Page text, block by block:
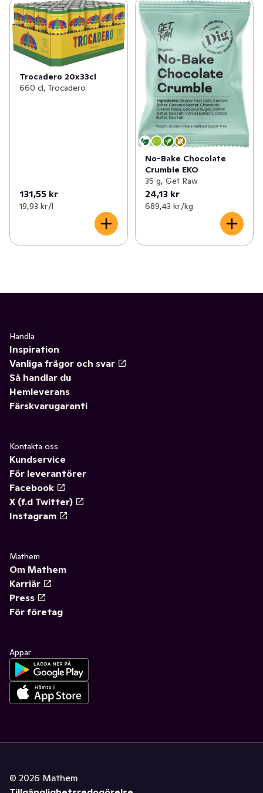
Trocadero 20x33cl
660 cl, Trocadero
131,55 kr
19,93 kr /l
No-Bake Chocolate
Crumble EKO
35 g, Get Raw
24,13 kr
689,43 kr /kg
Handla
Inspiration
Vanliga frågor och svar
Så handlar du
Hemleverans
Färskvarugaranti
Kontakta oss
Kundservice
För leverantörer
Facebook
X (f.d Twitter)
Instagram
Mathem
Om Mathem
Karriär
Press
För företag
Appar
© 2026 Mathem